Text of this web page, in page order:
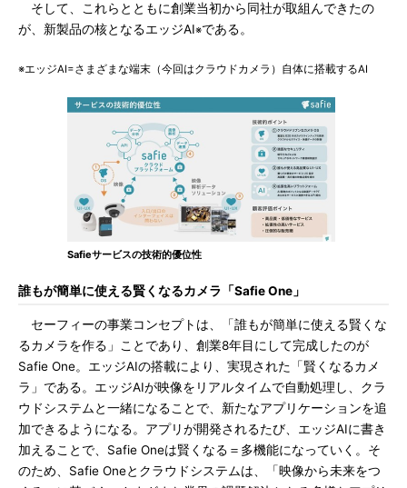
そして、これらとともに創業当初から同社が取組んできたの
が、新製品の核となるエッジAI※である。
※エッジAI=さまざまな端末（今回はクラウドカメラ）自体に搭載するAI
Safieサービスの技術的優位性
誰もが簡単に使える賢くなるカメラ「Safie One」
セーフィーの事業コンセプトは、「誰もが簡単に使える賢くな
るカメラを作る」ことであり、創業8年目にして完成したのが
Safie One。エッジAIの搭載により、実現された「賢くなるカメ
ラ」である。エッジAIが映像をリアルタイムで自動処理し、クラ
ウドシステムと一緒になることで、新たなアプリケーションを追
加できるようになる。アプリが開発されるたび、エッジAIに書き
加えることで、Safie Oneは賢くなる＝多機能になっていく。そ
のため、Safie Oneとクラウドシステムは、「映像から未来をつ